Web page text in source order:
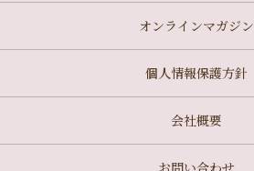
オンラインマガジン
個人情報保護方針
会社概要